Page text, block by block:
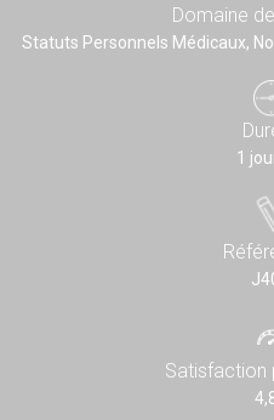
Domaine
Statuts Personnels Médicaux,
1
Satisfaction